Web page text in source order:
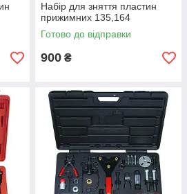
Набір для зняття пластин
прижимних 135,164
Готово до відправки
900 ₴